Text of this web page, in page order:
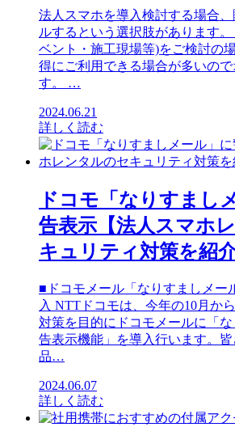
法人スマホを導入検討する場合
ルするという選択肢があります
ベント・施工現場等)をご検討の
得にご利用できる場合が多いので
す。 …
2024.06.21
詳しく読む
ドコモ「なりすまし
告表示【法人スマホ
キュリティ対策を紹介
■ドコモメール「なりすましメー
入 NTTドコモは、今年の10月か
対策を目的にドコモメールに「
告表示機能」を導入行います。
品…
2024.06.07
詳しく読む